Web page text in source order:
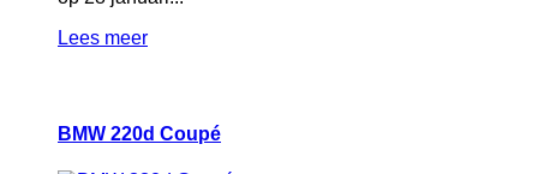
Lees meer
BMW 220d Coupé